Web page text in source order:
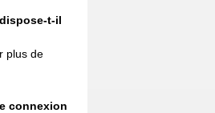
t-il
plus de
connexion